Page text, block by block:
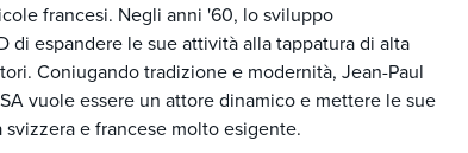
francesi. Negli anni '60, lo sviluppo
espandere le sue attività alla tappatura di alta
Coniugando tradizione e modernità, Jean-Paul
vuole essere un attore dinamico e mettere le sue
e francese molto esigente.